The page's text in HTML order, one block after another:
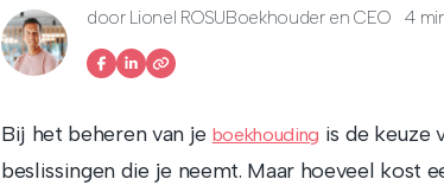
door Lionel ROSUBoekhouder en CEO 4
Bij het beheren van je boekhouding is de keuze
beslissingen die je neemt. Maar hoeveel kost